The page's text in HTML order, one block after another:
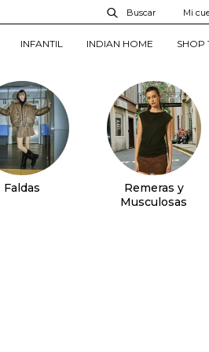
INFANTIL INDIAN HOME SHOP
Faldas
Remeras y
Musculosas